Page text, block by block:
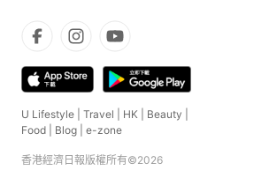
U Lifestyle Travel HK Beauty
Food
Blog e-zone
香港經濟日報版權所有©2026